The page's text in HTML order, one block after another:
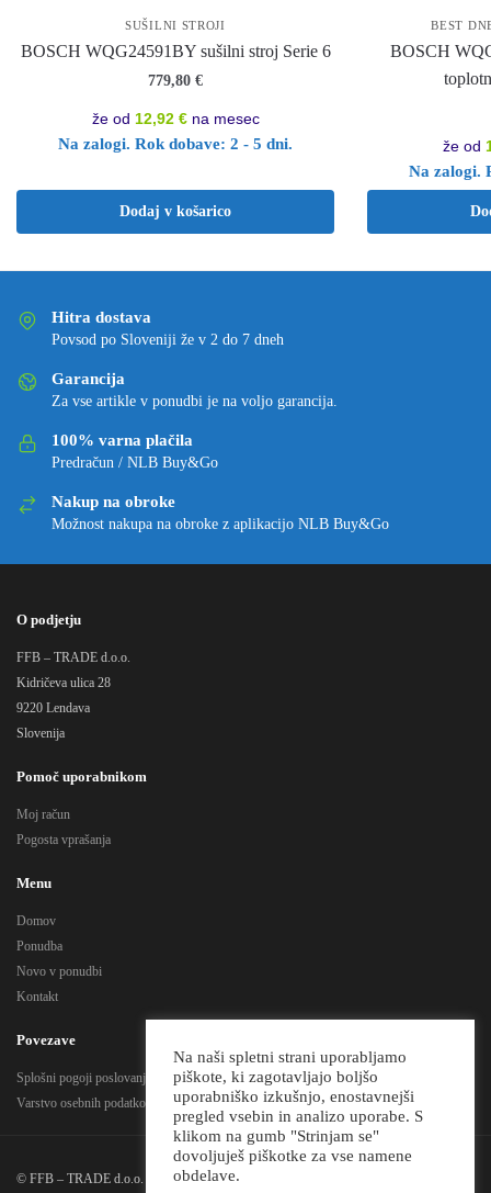
SUŠILNI STROJI
BOSCH WQG24591BY sušilni stroj Serie 6
779,80 €
že od 12,92 €na mesec
Na zalogi. Rok dobave: 2 - 5 dni.
Dodaj v košarico
BEST
BOSCH
že od
Na zalogi.
Hitra dostava
Povsod po Sloveniji že v 2 do 7 dneh
Garancija
Za vse artikle v ponudbi je na voljo garancija.
100% varna plačila
Predračun / NLB Buy&Go
Nakup na obroke
Možnost nakupa na obroke z aplikacijo NLB Buy&Go
O podjetju
FFB – TRADE d.o.o.
Kidričeva ulica 28
9220 Lendava
Slovenija
Pomoč uporabnikom
Moj račun
Pogosta vprašanja
Menu
Domov
Ponudba
Novo v ponudbi
Kontakt
Povezave
Splošni pogoji poslovanja
Varstvo osebnih podatkov
© FFB – TRADE d.o.o. Vse pravice pridržane!
Na naši spletni strani uporabljamo
piškote, ki zagotavljajo boljšo
uporabniško izkušnjo, enostavnejši
pregled vsebin in analizo uporabe. S
klikom na gumb "Strinjam se"
dovoljuješ piškotke za vse namene
obdelave.